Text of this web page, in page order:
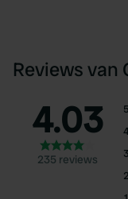
Reviews van
4.03
235 reviews
5
4
3
2